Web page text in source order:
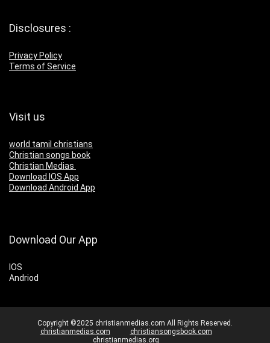
Disclosures :
Privacy Policy
Terms of Service
Visit us
world tamil christians
Christian songs book
Christian Medias
Download IOS App
Download Android App
Download Our App
IOS
Andriod
Copyright ©2025 christianmedias.com All Rights Reserved.
christianmedias.com
christiansongsbook.com
christianmedias.org